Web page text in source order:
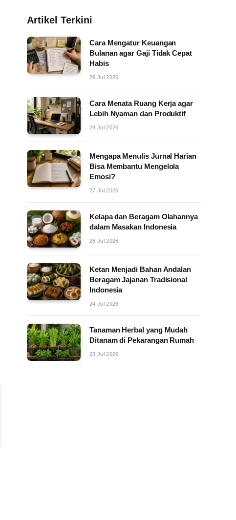
Artikel Terkini
Cara Mengatur Keuangan
Bulanan agar Gaji Tidak Cepat
Habis
29 Jul 2026
Cara Menata Ruang Kerja agar
Lebih Nyaman dan Produktif
28 Jul 2026
Mengapa Menulis Jurnal Harian
Bisa Membantu Mengelola
Emosi?
27 Jul 2026
Kelapa dan Beragam Olahannya
dalam Masakan Indonesia
26 Jul 2026
Ketan Menjadi Bahan Andalan
Beragam Jajanan Tradisional
Indonesia
24 Jul 2026
Tanaman Herbal yang Mudah
Ditanam di Pekarangan Rumah
23 Jul 2026